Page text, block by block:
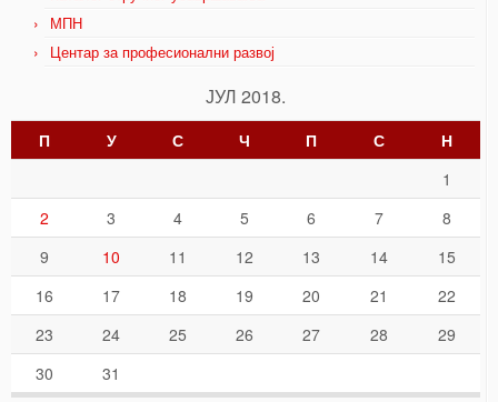
МПН
Центар за професионални развој
ЈУЛ 2018.
П У С Ч П С
Н
1
2
3 4 5 6 7
8
9
10 11 12 13 14
15
16
17 18 19 20 21
22
23
24 25 26 27 28
29
30
31